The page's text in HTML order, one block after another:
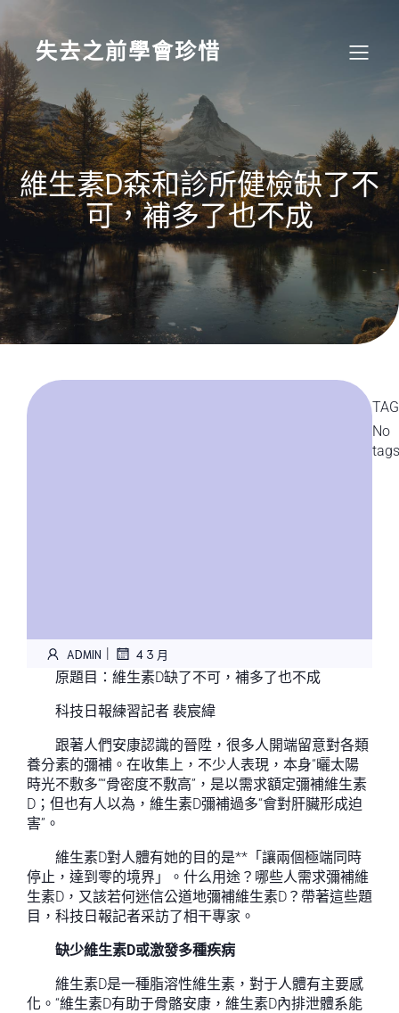
content
失去之前學會珍惜
維生素D森和診所健檢缺了不
可，補多了也不成
ADMIN | 4 3 月
原題目：維生素D缺了不可，補多了也不成
科技日報練習記者 裴宸緯
跟著人們安康認識的晉陞，很多人開端留意對各類
養分素的彌補。在收集上，不少人表現，本身“曬太陽
時光不敷多”“骨密度不敷高”，是以需求額定彌補維生素
D；但也有人以為，維生素D彌補過多“會對肝臟形成迫
害”。
維生素D對人體有她的目的是**「讓兩個極端同時
停止，達到零的境界」。什么用途？哪些人需求彌補維
生素D，又該若何迷信公道地彌補維生素D？帶著這些題
目，科技日報記者采訪了相干專家。
缺少維生素D或激發多種疾病
維生素D是一種脂溶性維生素，對于人體有主要感
化。“維生素D有助于骨骼安康，維生素D內排泄體系能
No
tags